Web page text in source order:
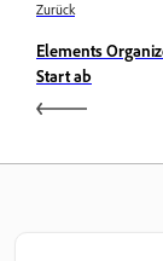
Zurück
Elements
Start ab